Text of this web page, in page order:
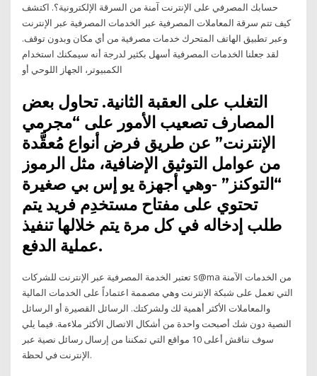
حسابك المصرفي على الإنترنت آمنة من السرقة الإلكترونية؟. اكتشف
كيف تتم سرقة المعاملات المصرفية عبر الخدمات المصرفية عبر الإنترنت
وعبر تطبيق الهاتف المتحرك خدمات مصرفية من أي مكان وبدون توقف.
لقد جعلنا الخدمات المصرفية أسهل بكثير لدرجة أنه سيمكنك استخدام
الكمبيوتر، الجهاز اللوحي أو
التغلب على العقبة الثانية. تحاول بعض
المصارف تصعيب الأمور على “مجرمي
الإنترنت” عن طريق فرض أنواع مُعقَّدة
من عوامل التوثيق الإضافية، مثل الرموز
“التوكنز” -وهي أجهزة يو إس بي صغيرة
تحتوي على مفتاح مستخدِم فريد يتم
طلب إدخاله في كل مرة يتم خلالها تنفيذ
عملية الدفع.
تعتبر الخدمة المصرفية عبر الإنترنت للشركات s@ma من الخدمات الآمنة
التي تعمل على شبكة الإنترنت وهي مصممة اعتماداً على الخدمات المالية
والمعاملات الأكثر أهمية لك ولشركتك. الرسائل القصيرة أو الرسائل
النصية دون شك أصبحت واحدة من أشكال الاتصال الأكثر ملاءمة. فيما يلي
سوف نناقش أعلى 10 مواقع التي تمكننا من إرسال رسائل نصية عبر
الإنترنت في لحظة.